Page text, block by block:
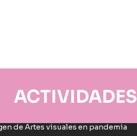
ACTIVIDADES